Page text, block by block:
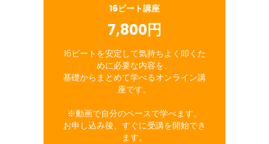
16ビート講座
7,800円
16ビートを安定して気持ちよく叩くた
めに必要な内容を、
基礎からまとめて学べるオンライン講
座です。
※動画で自分のペースで学べます。
お申し込み後、すぐに受講を開始でき
ます。